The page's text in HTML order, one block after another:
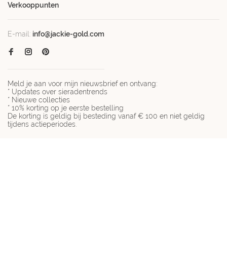
Verkooppunten
E-mail: info@jackie-gold.com
Meld je aan voor mijn nieuwsbrief en ontvang:
* Updates over sieradentrends
* Nieuwe collecties
* 10% korting op je eerste bestelling
De korting is geldig bij besteding vanaf € 100 en niet geldig
tijdens actieperiodes.